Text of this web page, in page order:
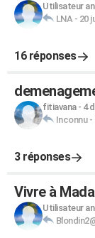
Utilisateur
LNA- 20
16 réponses
fitiavana- 4
Inconnu-
3 réponses
Vivre à
Utilisateur